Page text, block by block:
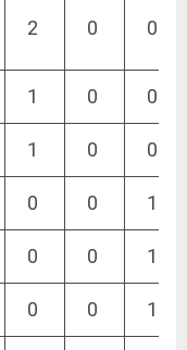
2 0 0
1 0 0
1 0 0
0 0 1
0 0 1
0 0 1